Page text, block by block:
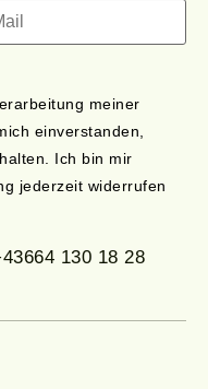
meiner
einverstanden,
Ich bin mir
jederzeit widerrufen
130 18 28